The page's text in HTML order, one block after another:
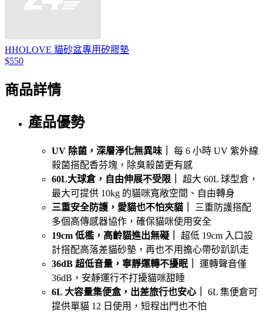
HHOLOVE 貓砂盆專用矽膠墊
$550
商品詳情
產品優勢
UV 除菌，深層淨化無異味｜
每 6 小時 UV 紫外線
殺菌搭配香芬塊，除臭殺菌更有感
60L大球倉，自由伸展不受限｜
超大 60L 球型倉，
最大可提供 10kg 的貓咪寬敞空間、自由轉身
三重安全防護，愛貓也不怕夾貓｜
三重防護搭配
多個高傳感器協作，確保貓咪使用安全
19cm 低檻，高齡貓進出無礙｜
超低 19cm 入口設
計搭配高落差貓砂墊，再也不用擔心帶砂趴趴走
36dB 超低音量，寧靜運轉不擾眠｜
運轉聲音僅
36dB，安靜運行不打擾貓咪甜睡
6L 大容量集便盒，出差旅行也安心｜
6L 集便倉可
提供單貓 12 日使用，短程出門也不怕